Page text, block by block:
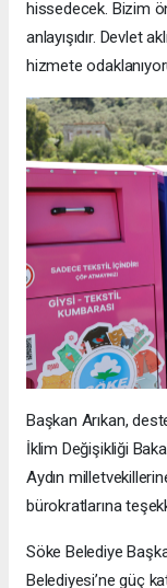
hissedecek. Bizim
anlayışıdır. Devlet
hizmete
Başkan Arıkan,
İklim Değişikliği
Aydın
bürokratlarına
Söke Belediye
Belediyesi’ne güç